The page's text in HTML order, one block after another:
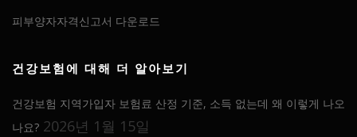
피부양자자격신고서 다운로드
건강보험에 대해 더 알아보기
건강보험 지역가입자 보험료 산정 기준, 소득 없는데 왜 이렇게 나오
나요? 2026년 1월 15일